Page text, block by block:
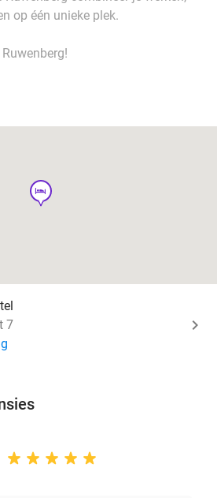
op één unieke plek.
hotel
7